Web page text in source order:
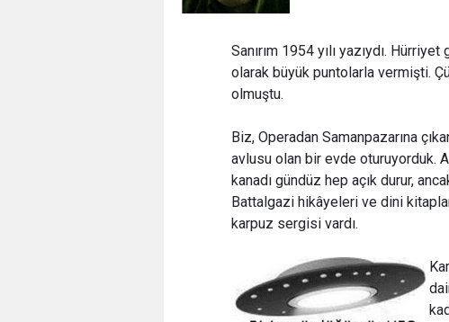
Sanırım 1954 yılı yazıydı.
olarak büyük puntolarla vermişti.
olmuştu.
Biz, Operadan Samanpazarına
avlusu olan bir evde oturuyorduk.
kanadı gündüz hep açık durur,
Battalgazi hikâyeleri ve dini
karpuz sergisi vardı.